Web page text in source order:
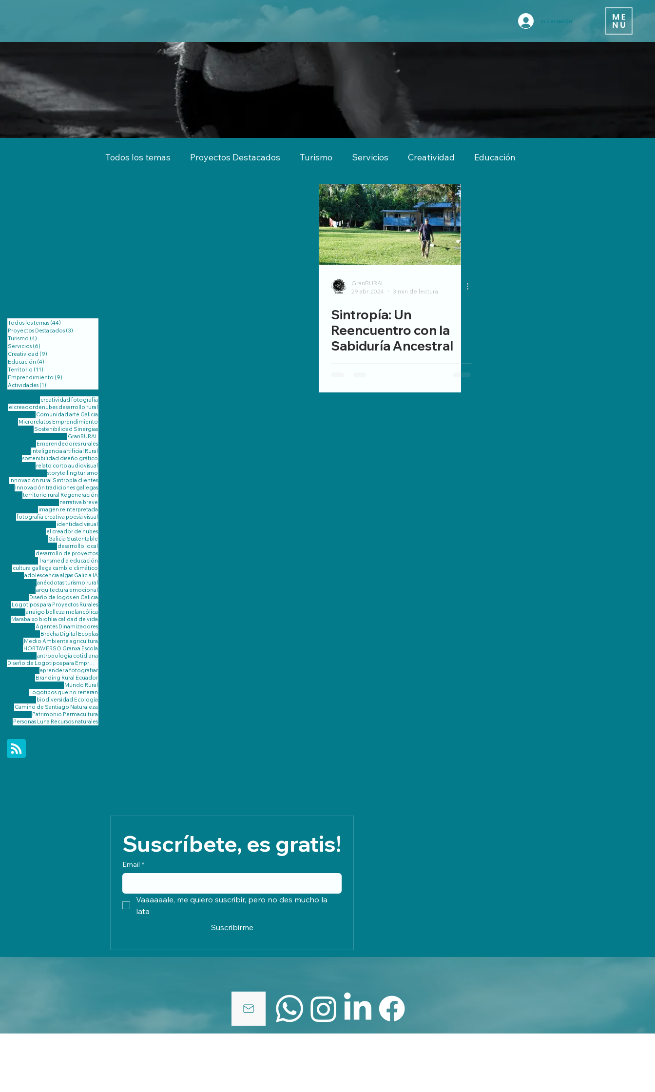
Iniciar sesión
Suscríbete, es gratis!
Email *
Vaaaaaale, me quiero suscribir, pero no des mucho la
lata
Suscribirme
Todos los temas (44)
Proyectos Destacados (3)
Turismo (4)
Servicios (6)
Creatividad (9)
Educación (4)
Territorio (11)
Emprendimiento (9)
Actividades (1)
creatividad fotografía
elcreadordenubes desarrollo rural
Comunidad arte Galicia
Microrelatos Emprendimiento
Sostenibilidad Sinergias
GranRURAL
Emprendedores rurales
inteligencia artificial Rural
sostenibilidad diseño gráfico
relato corto audiovisual
storytelling turismo
innovación rural Sintropía clientes
Innovación tradiciones gallegas
territorio rural Regeneración
narrativa breve
imagen reinterpretada
fotografía creativa poesía visual
identidad visual
el creador de nubes
Galicia Sustentable
desarrollo local
desarrollo de proyectos
Transmedia educación
cultura gallega cambio climático
adolescencia algas Galicia IA
anécdotas turismo rural
arquitectura emocional
Diseño de logos en Galicia
Logotipos para Proyectos Rurales
arraigo belleza melancólica
Marabaixo biofilia calidad de vida
Agentes Dinamizadores
Brecha Digital Ecoplas
Medio Ambiente agricultura
HORTAVERSO Granxa Escola
antropología cotidiana
aprender a fotografiar
Branding Rural Ecuador
Mundo Rural
Logotipos que no reiteran
biodiversidad Ecología
Camino de Santiago Naturaleza
Patrimonio Permacultura
Personas Luna Recursos naturales
Todos los temas Proyectos Destacados Turismo Servicios Creatividad Educación
GranRURAL
29 abr 2024
3 min de lectura
Sintropía: Un
Reencuentro con la
Sabiduría Ancestral